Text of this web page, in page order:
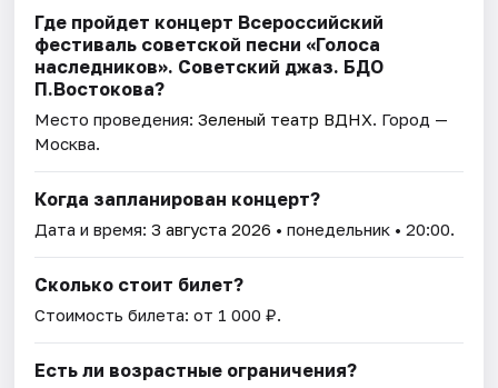
Где пройдет концерт Всероссийский
фестиваль советской песни «Голоса
наследников». Советский джаз. БДО
П.Востокова?
Место проведения:Зеленый театр ВДНХ. Город —
Москва.
Когда запланирован концерт?
Дата и время:3 августа 2026 • понедельник • 20:00.
Сколько стоит билет?
Стоимость билета: от 1 000 ₽.
Есть ли возрастные ограничения?